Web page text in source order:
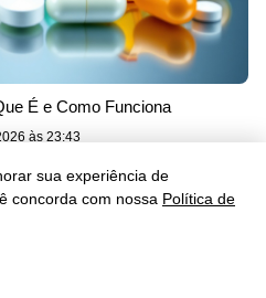
sua experiência de
concorda com nossa Política de
É e Como Funciona
às 23:43